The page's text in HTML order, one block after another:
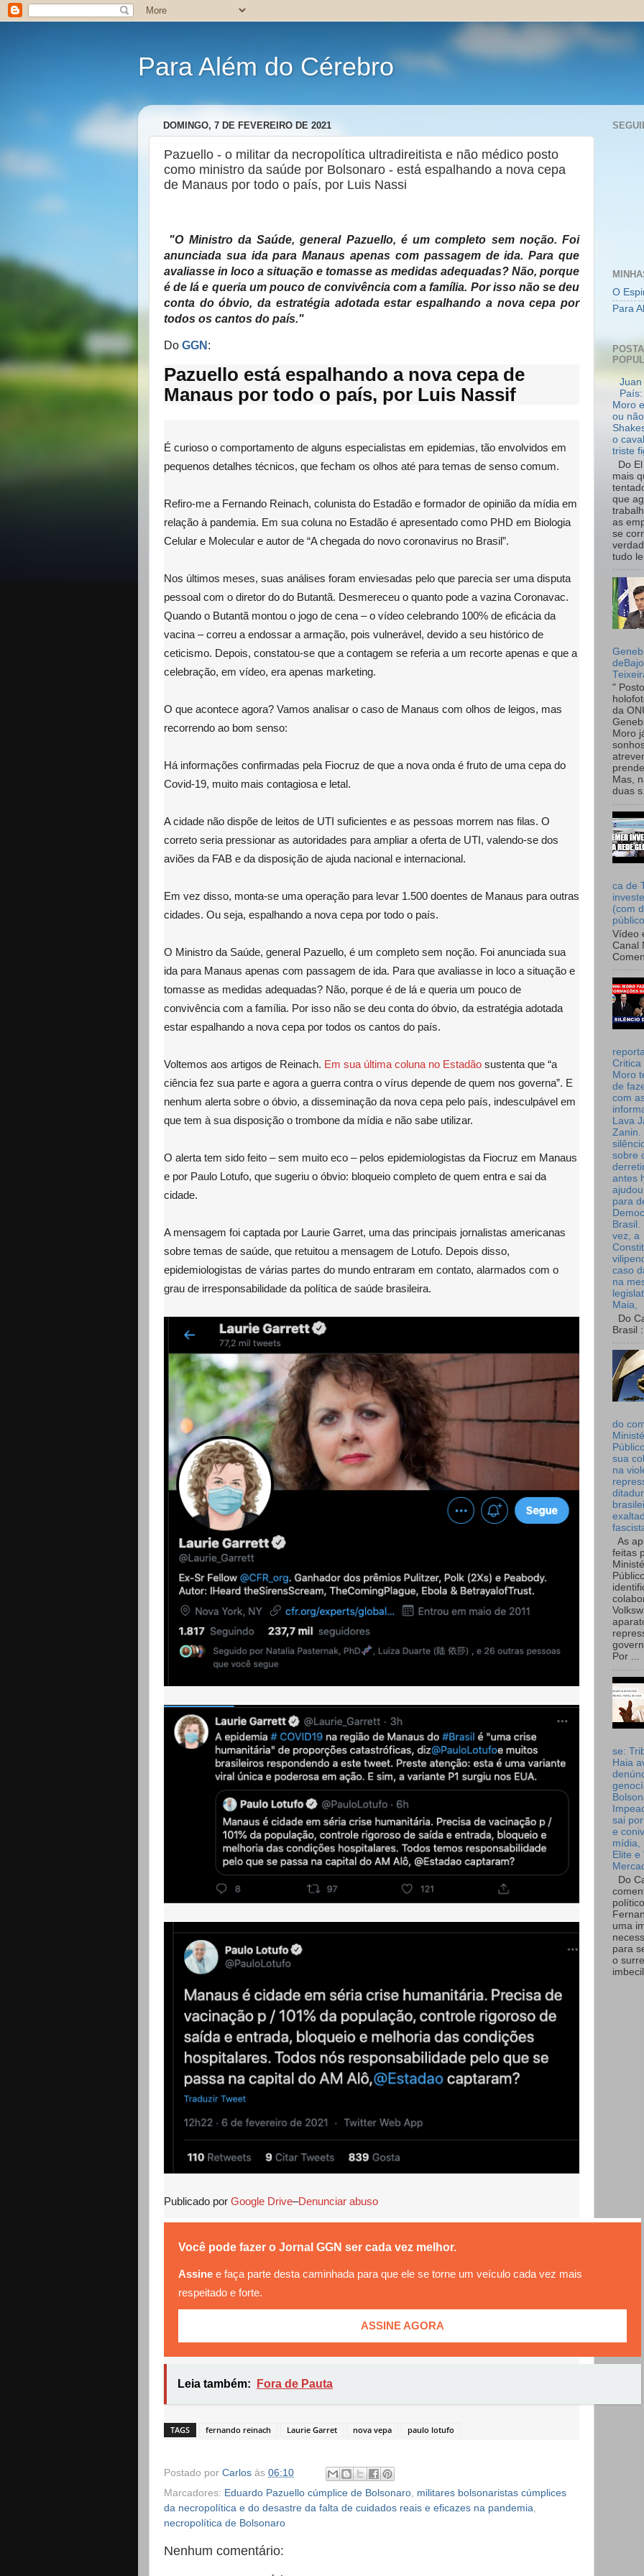
Para Além do Cérebro
DOMINGO, 7 DE FEVEREIRO DE 2021
Pazuello - o militar da necropolítica ultradireitista e não médico posto
como ministro da saúde por Bolsonaro - está espalhando a nova cepa
de Manaus por todo o país, por Luis Nassi
"O Ministro da Saúde, general Pazuello, é um completo sem noção. Foi
anunciada sua ida para Manaus apenas com passagem de ida. Para que
avaliasse in loco a situação e tomasse as medidas adequadas? Não, porque
é de lá e queria um pouco de convivência com a família. Por isso não se deu
conta do óbvio, da estratégia adotada estar espalhando a nova cepa por
todos os cantos do país."
Do GGN :
Pazuello está espalhando a nova cepa de
Manaus por todo o país, por Luis Nassif
É curioso o comportamento de alguns especialistas em epidemias, tão envolvidos em
pequenos detalhes técnicos, que fecham os olhos até para temas de senso comum.
Refiro-me a Fernando Reinach, colunista do Estadão e formador de opinião da mídia em
relação à pandemia. Em sua coluna no Estadão é apresentado como PHD em Biologia
Celular e Molecular e autor de “A chegada do novo coronavirus no Brasil”.
Nos últimos meses, suas análises foram enviesadas pelo que parecia ser uma disputa
pessoal com o diretor do do Butantã. Desmereceu o quanto pode a vazina Coronavac.
Quando o Butantã montou o jogo de cena – o vídeo celebrando 100% de eficácia da
vacina – correu a endossar a armação, pois vulnerável, devido a seu histórico de
ceticismo. Depois, constatou-se que a contagem se referia a um recorte apenas e que a
celebração, em vídeo, era apenas marketing.
O que acontece agora? Vamos analisar o caso de Manaus com olhos de leigos, mas
recorrendo ao bom senso:
Há informações confirmadas pela Fiocruz de que a nova onda é fruto de uma cepa do
Covid-19, muito mais contagiosa e letal.
A cidade não dispõe de leitos de UTI suficientes e as pessoas morrem nas filas. O
correto seria pressionar as autoridades para ampliar a oferta de UTI, valendo-se dos
aviões da FAB e da disposição de ajuda nacional e internacional.
Em vez disso, monta-se uma operação para levar 1.500 doentes de Manaus para outras
cidades. Ou seja, espalhando a nova cepa por todo o país.
O Ministro da Saúde, general Pazuello, é um completo sem noção. Foi anunciada sua
ida para Manaus apenas com passagem de ida. Para que avaliasse in loco a situação e
tomasse as medidas adequadas? Não, porque é de lá e queria um pouco de
convivência com a família. Por isso não se deu conta do óbvio, da estratégia adotada
estar espalhando a nova cepa por todos os cantos do país.
Voltemos aos artigos de Reinach. Em sua última coluna no Estadão sustenta que “a
ciência fez sua parte e agora a guerra contra o vírus depende de quem nos governa”. E
nenhum alerta sobre o óbvio, a disseminação da nova cepa pelo país, indesculpável em
que tem à sua disposição o trombone da mídia e não sabe utilizar.
O alerta tem sido feito – sem muito eco – pelos epidemiologistas da Fiocruz em Manaus
e por Paulo Lotufo, que sugeriu o óbvio: bloqueio completo de quem entra e sai da
cidade.
A mensagem foi captada por Laurie Garret, uma das principais jornalistas americanas
sobre temas de saúde, que retuitou a mensagem de Lotufo. Depois disso,
epidemiologistas de várias partes do mundo entraram em contato, alarmados com o
grau de irresponsabilidade da política de saúde brasileira.
Publicado por Google Drive–Denunciar abuso
Você pode fazer o Jornal GGN ser cada vez melhor.
Assine e faça parte desta caminhada para que ele se torne um veículo cada vez mais
respeitado e forte.
ASSINE AGORA
Leia também: Fora de Pauta
TAGS fernando reinach Laurie Garret nova vepa paulo lotufo
Postado por Carlos às 06:10
Marcadores: Eduardo Pazuello cúmplice de Bolsonaro, militares bolsonaristas cúmplices
da necropolítica e do desastre da falta de cuidados reais e eficazes na pandemia,
necropolítica de Bolsonaro
Nenhum comentário:
O
Para
Juan
Moro
ou
o
triste
Do
mais
que
as
se
tudo
"
da
Moro
Mas,
duas
ca de
(com
Vídeo
Canal
Critica
Moro
de
com
Lava
Zanin.
sobre
antes
para
Brasil.
vez, a
caso
na
Maia,
Do
Brasil :
do
sua
na
As
feitas
Por ...
se:
Haia
sai
e
mídia,
Elite e
Do
uma
para
o